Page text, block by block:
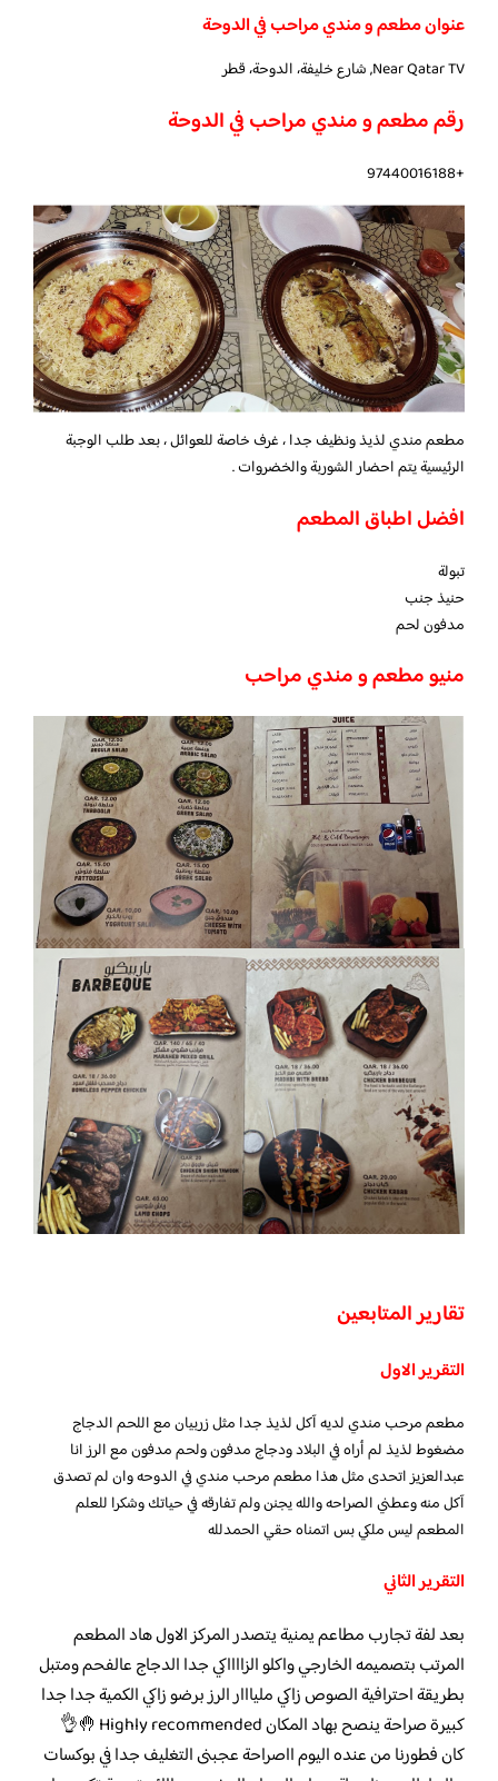
عنوان مطعم و مندي مراحب في الدوحة
Near Qatar TV, شارع خليفة، الدوحة، قطر
رقم مطعم و مندي مراحب في الدوحة
+97440016188
مطعم مندي لذيذ ونظيف جدا ، غرف خاصة للعوائل ، بعد طلب الوجبة
الرئيسية يتم احضار الشوربة والخضروات .
افضل اطباق المطعم
تبولة
حنيذ جنب
مدفون لحم
منيو مطعم و مندي مراحب
تقارير المتابعين
التقرير الاول
مطعم مرحب مندي لديه آكل لذيذ جدا مثل زربيان مع اللحم الدجاج
مضغوط لذيذ لم أراه في البلاد ودجاج مدفون ولحم مدفون مع الرز انا
عبدالعزيز اتحدى مثل هذا مطعم مرحب مندي في الدوحه وان لم تصدق
آكل منه وعطني الصراحه والله يجنن ولم تفارقه في حياتك وشكرا للعلم
المطعم ليس ملكي بس اتمناه حقي الحمدلله
التقرير الثاني
بعد لفة تجارب مطاعم يمنية يتصدر المركز الاول هاد المطعم
المرتب بتصميمه الخارجي واكلو الزااااكي جدا الدجاج عالفحم ومتبل
بطريقة احترافية الصوص زاكي مليااار الرز برضو زاكي الكمية جدا جدا
كبيرة صراحة ينصح بهاد المكان Highly recommended 🤚👌
كان فطورنا من عنده اليوم ااصراحة عجبنى التغليف جدا في بوكسات